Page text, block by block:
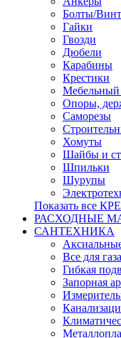
Болты/
Гайки
Гвозди
Дюбели
Карабины
Крестики
Мебельный
Опоры,
Саморезы
Хомуты
Шайбы и
Шпильки
Шурупы
Показать все
РАСХОДНЫЕ
САНТЕХНИКА
Все для газа
Гибкая
Запорная